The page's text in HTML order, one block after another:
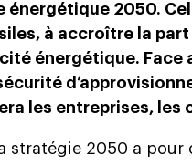
énergétique 2050.
à accroître la
énergétique. Face
les entreprises,
stratégie 2050 a